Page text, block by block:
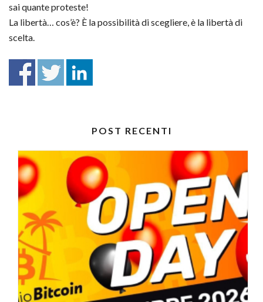
sai quante proteste!
La libertà… cos’è? È la possibilità di scegliere, è la libertà di
scelta.
POST RECENTI